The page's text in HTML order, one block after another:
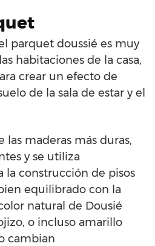
parquet doussié es muy
habitaciones de la casa,
crear un efecto de
de la sala de estar y el
las maderas más duras,
y se utiliza
construcción de pisos
equilibrado con la
natural de Dousié
o incluso amarillo
cambian